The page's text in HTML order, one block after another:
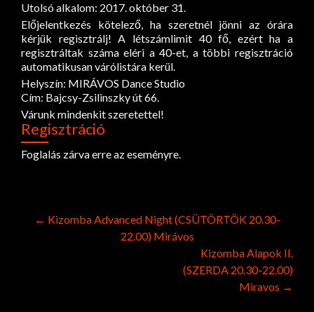
Utolsó alkalom: 2017. október 31.
Előjelentkezés kötelező, ha szeretnél jönni az órára
kérjük regisztrálj! A létszámlimit 40 fő, ezért ha a
regisztráltak száma eléri a 40-et, a többi regisztráció
automatikusan várólistára kerül.
Helyszín: MIRÁVOS Dance Studio
Cím: Bajcsy-Zsilinszky út 66.
Várunk mindenkit szeretettel!
Regisztráció
Foglalás zárva erre az eseményre.
Post
navigation
← Kizomba Advanced Night (CSÜTÖRTÖK 20.30-
22.00) Mirávos
Kizomba Alapok II.
(SZERDA 20.30-22.00)
Miravos →